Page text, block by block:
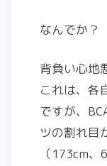
なんでか？
背負い心地
これは、各
ですが、
ツの割れ目
（173cm